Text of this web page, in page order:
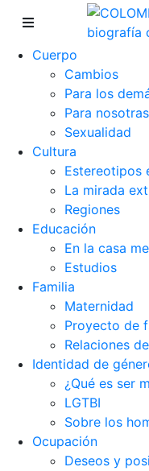
Cuerpo
Cambios
Para los
Para nosotras
Sexualidad
Cultura
Estereotipos
La mirada
Regiones
Educación
En la casa
Estudios
Familia
Maternidad
Proyecto de
Relaciones
Identidad de
¿Qué es ser
LGTBI
Sobre los
Ocupación
Deseos y